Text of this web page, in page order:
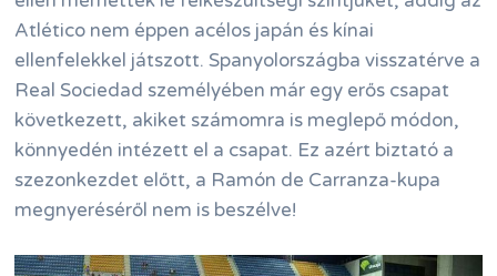
Atlético nem éppen acélos japán és kínai
ellenfelekkel játszott. Spanyolországba visszatérve a
Real Sociedad személyében már egy erős csapat
következett, akiket számomra is meglepő módon,
könnyedén intézett el a csapat. Ez azért biztató a
szezonkezdet előtt, a Ramón de Carranza-kupa
megnyeréséről nem is beszélve!